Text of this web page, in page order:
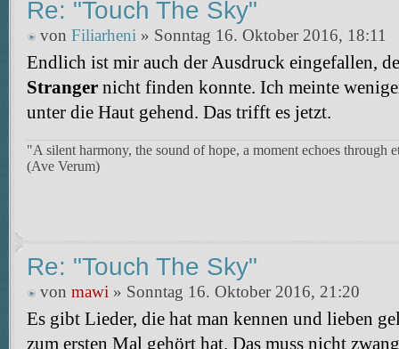
Re: "Touch The Sky"
von Filiarheni » Sonntag 16. Oktober 2016, 18:11
Endlich ist mir auch der Ausdruck eingefallen,
Stranger nicht finden konnte. Ich meinte
unter die Haut gehend. Das trifft es jetzt.
"A silent harmony, the sound of hope, a moment echoes through
(Ave Verum)
Re: "Touch The Sky"
von mawi » Sonntag 16. Oktober 2016, 21:20
Es gibt Lieder, die hat man kennen und lieben
zum ersten Mal gehört hat. Das muss nicht